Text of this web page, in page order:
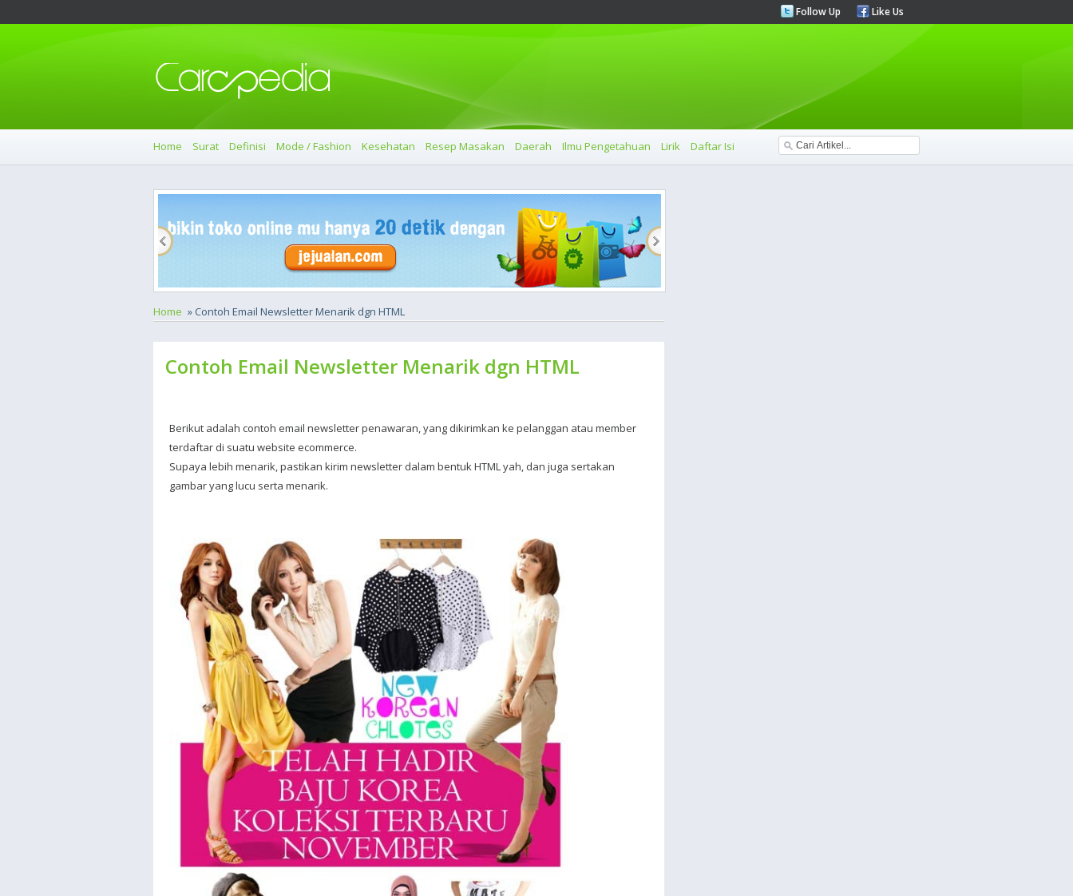
Follow Up Like Us
Home Surat Definisi Mode / Fashion Kesehatan Resep Masakan Daerah Ilmu Pengetahuan Lirik Daftar Isi
Home » Contoh Email Newsletter Menarik dgn HTML
Contoh Email Newsletter Menarik dgn HTML
Berikut adalah contoh email newsletter penawaran, yang dikirimkan ke pelanggan atau member
terdaftar di suatu website ecommerce.
Supaya lebih menarik, pastikan kirim newsletter dalam bentuk HTML yah, dan juga sertakan
gambar yang lucu serta menarik.